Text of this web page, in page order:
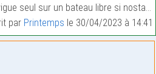
seul sur un bateau libre si nostalgique…
par Printemps le 30/04/2023 à 14:41